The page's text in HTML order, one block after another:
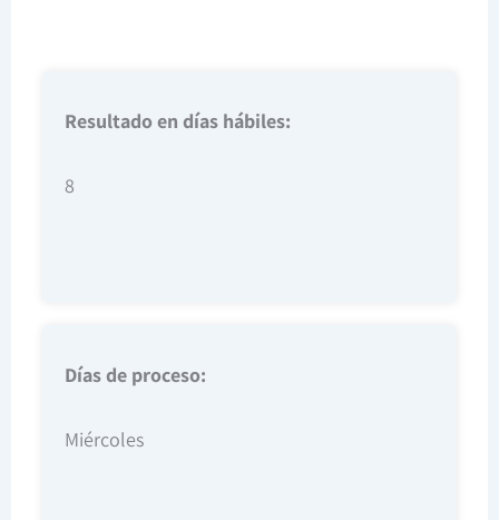
Resultado en días hábiles:
8
Días de proceso:
Miércoles